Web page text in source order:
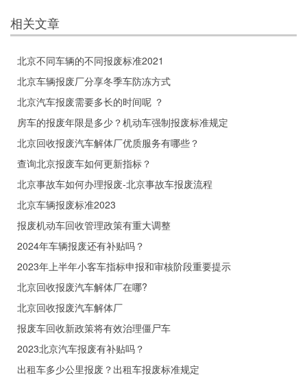
相关文章
北京不同车辆的不同报废标准2021
北京车辆报废厂分享冬季车防冻方式
北京汽车报废需要多长的时间呢 ？
房车的报废年限是多少？机动车强制报废标准规定
北京回收报废汽车解体厂优质服务有哪些？
查询北京报废车如何更新指标？
北京事故车如何办理报废-北京事故车报废流程
北京车辆报废标准2023
报废机动车回收管理政策有重大调整
2024年车辆报废还有补贴吗？
2023年上半年小客车指标申报和审核阶段重要提示
北京回收报废汽车解体厂在哪?
北京回收报废汽车解体厂
报废车回收新政策将有效治理僵尸车
2023北京汽车报废有补贴吗？
出租车多少公里报废？出租车报废标准规定